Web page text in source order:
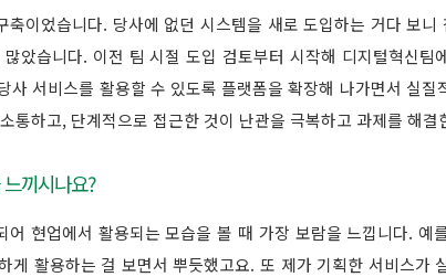
이었습니다. 당사에 없던 시스템을 새로 도입하는 거다 보니
았습니다. 이전 팀 시절 도입 검토부터 시작해 디지털혁신팀
사 서비스를 활용할 수 있도록 플랫폼을 확장해 나가면서 실
통하고, 단계적으로 접근한 것이 난관을 극복하고 과제를 해결
끼시나요?
어 현업에서 활용되는 모습을 볼 때 가장 보람을 느낍니다. 예
게 활용하는 걸 보면서 뿌듯했고요. 또 제가 기획한 서비스가